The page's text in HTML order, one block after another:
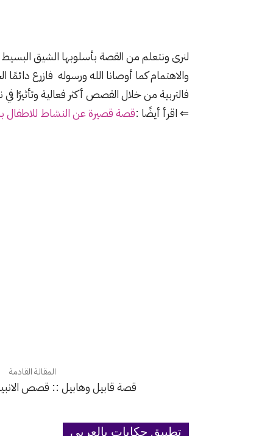
لنرى ونتعلم من القصة بأسلوبها الشيق
والاهتمام كما أوصانا الله ورسوله فازرع دائمًا
فالتربية من خلال القصص أكثر فعالية وتأثيرًا
⇐ اقرأ أيضًا :قصة قصيرة عن النشاط للاطفال
المقالة القادمة
قصة قابيل وهابيل :: قصص
تطبيق حكايات بالعربي